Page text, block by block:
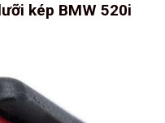
kép BMW 520i